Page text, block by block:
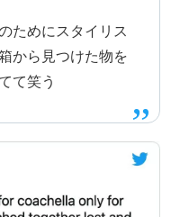
ためにスタイリス
から見つけた物を
て笑う